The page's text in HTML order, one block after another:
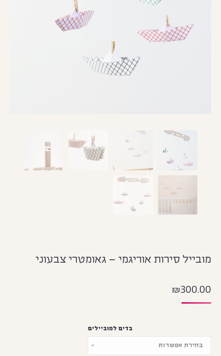
מובייל סירות אוריגמי – גאומטרי צבעוני
₪300.00
בדים למוביילים